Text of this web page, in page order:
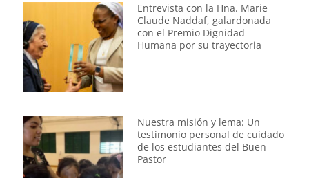
Entrevista con la Hna. Marie
Claude Naddaf, galardonada
con el Premio Dignidad
Humana por su trayectoria
Nuestra misión y lema: Un
testimonio personal de cuidado
de los estudiantes del Buen
Pastor